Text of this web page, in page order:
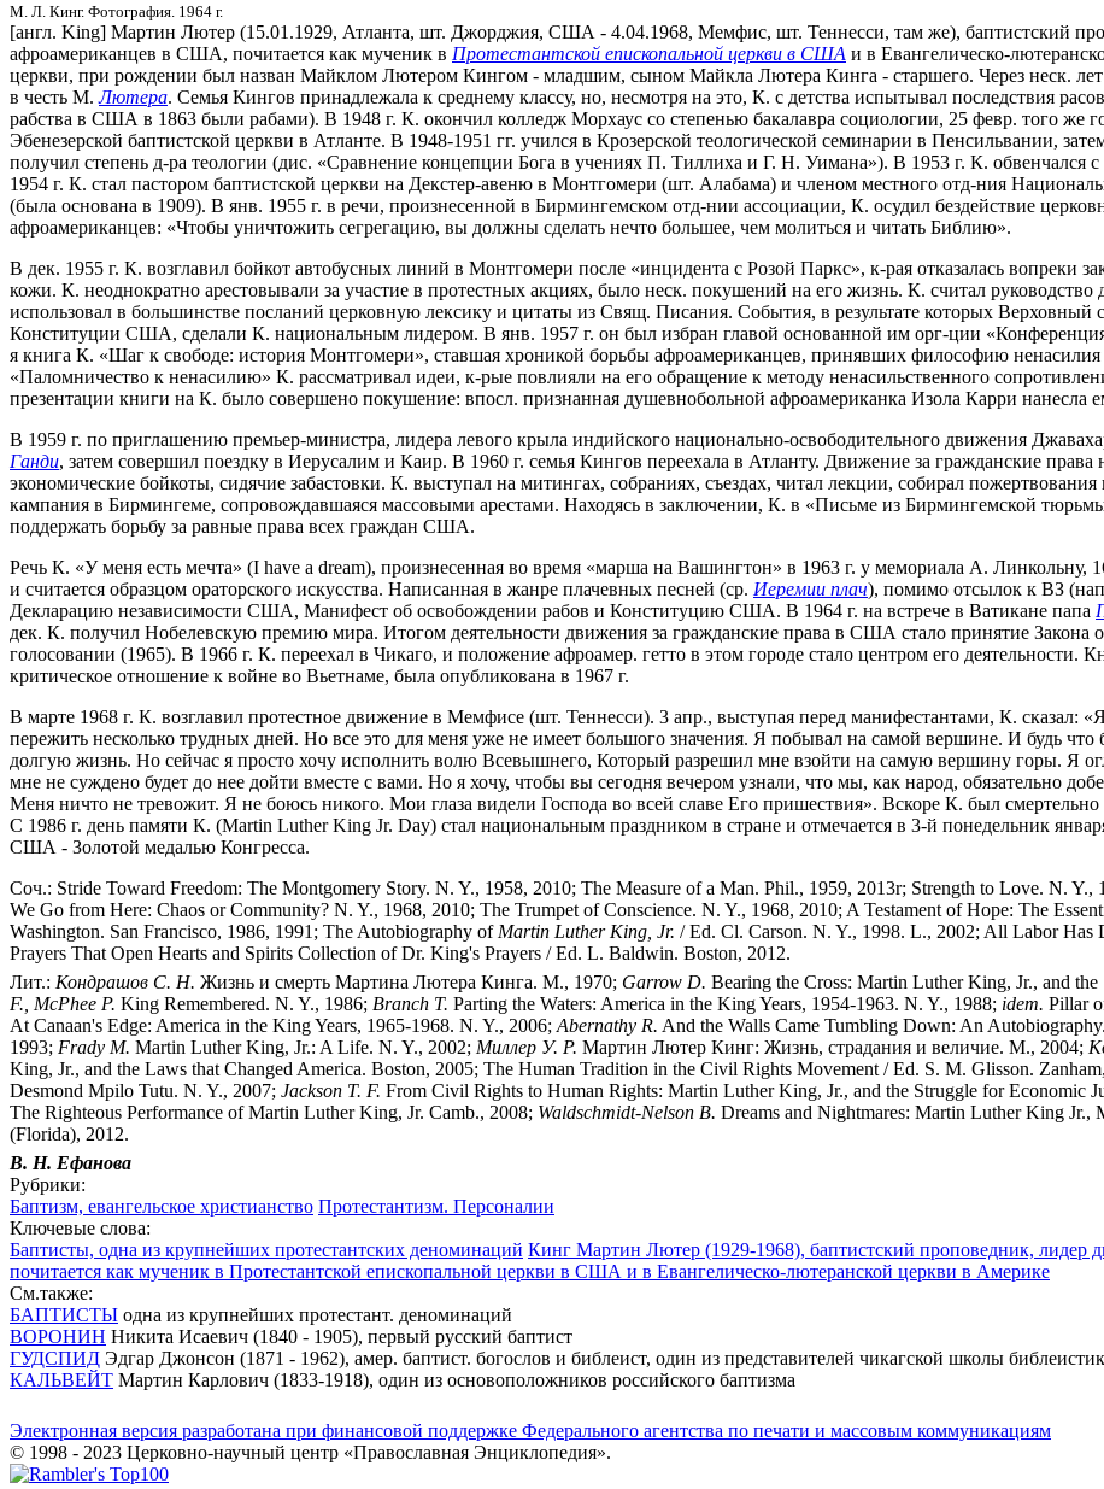
М. Л. Кинг. Фотография. 1964 г.
[англ. King] Мартин Лютер (15.01.1929, Атланта, шт. Джорджия, США - 4.04.1968, Мемфис, шт. Теннесси, там же), баптистский
афроамериканцев в США, почитается как мученик в Протестантской епископальной церкви в США и в Евангелическо-
церкви, при рождении был назван Майклом Лютером Кингом - младшим, сыном Майкла Лютера Кинга - старшего. Через неск.
в честь М.Лютера. Семья Кингов принадлежала к среднему классу, но, несмотря на это, К. с детства испытывал последствия
рабства в США в 1863 были рабами). В 1948 г. К. окончил колледж Морхаус со степенью бакалавра социологии, 25 февр. того же
Эбенезерской баптистской церкви в Атланте. В 1948-1951 гг. учился в Крозерской теологической семинарии в Пенсильвании,
получил степень д-ра теологии (дис. «Сравнение концепции Бога в учениях П. Тиллиха и Г. Н. Уимана»). В 1953 г. К. обвенчался
1954 г. К. стал пастором баптистской церкви на Декстер-авеню в Монтгомери (шт. Алабама) и членом местного отд-ния
(была основана в 1909). В янв. 1955 г. в речи, произнесенной в Бирмингемском отд-нии ассоциации, К. осудил бездействие
афроамериканцев: «Чтобы уничтожить сегрегацию, вы должны сделать нечто большее, чем молиться и читать Библию».
В дек. 1955 г. К. возглавил бойкот автобусных линий в Монтгомери после «инцидента с Розой Паркс», к-рая отказалась вопреки
кожи. К. неоднократно арестовывали за участие в протестных акциях, было неск. покушений на его жизнь. К. считал
использовал в большинстве посланий церковную лексику и цитаты из Свящ. Писания. События, в результате которых
Конституции США, сделали К. национальным лидером. В янв. 1957 г. он был избран главой основанной им орг-ции
я книга К. «Шаг к свободе: история Монтгомери», ставшая хроникой борьбы афроамериканцев, принявших философию ненасилия
«Паломничество к ненасилию» К. рассматривал идеи, к-рые повлияли на его обращение к методу ненасильственного
презентации книги на К. было совершено покушение: впосл. признанная душевнобольной афроамериканка Изола Карри нанесла
В 1959 г. по приглашению премьер-министра, лидера левого крыла индийского национально-освободительного движения
Ганди, затем совершил поездку в Иерусалим и Каир. В 1960 г. семья Кингов переехала в Атланту. Движение за гражданские
экономические бойкоты, сидячие забастовки. К. выступал на митингах, собраниях, съездах, читал лекции, собирал
кампания в Бирмингеме, сопровождавшаяся массовыми арестами. Находясь в заключении, К. в «Письме из Бирмингемской
поддержать борьбу за равные права всех граждан США.
Речь К. «У меня есть мечта» (I have a dream), произнесенная во время «марша на Вашингтон» в 1963 г. у мемориала А.
и считается образцом ораторского искусства. Написанная в жанре плачевных песней (ср. Иеремии плач), помимо отсылок к ВЗ
Декларацию независимости США, Манифест об освобождении рабов и Конституцию США. В 1964 г. на встрече в Ватикане папа
дек. К. получил Нобелевскую премию мира. Итогом деятельности движения за гражданские права в США стало принятие Закона
голосовании (1965). В 1966 г. К. переехал в Чикаго, и положение афроамер. гетто в этом городе стало центром его
критическое отношение к войне во Вьетнаме, была опубликована в 1967 г.
В марте 1968 г. К. возглавил протестное движение в Мемфисе (шт. Теннесси). 3 апр., выступая перед манифестантами, К. сказал:
пережить несколько трудных дней. Но все это для меня уже не имеет большого значения. Я побывал на самой вершине. И будь что
долгую жизнь. Но сейчас я просто хочу исполнить волю Всевышнего, Который разрешил мне взойти на самую вершину горы. Я
мне не суждено будет до нее дойти вместе с вами. Но я хочу, чтобы вы сегодня вечером узнали, что мы, как народ, обязательно
Меня ничто не тревожит. Я не боюсь никого. Мои глаза видели Господа во всей славе Его пришествия». Вскоре К. был
С 1986 г. день памяти К. (Martin Luther King Jr. Day) стал национальным праздником в стране и отмечается в 3-й понедельник
США - Золотой медалью Конгресса.
Соч.: Stride Toward Freedom: The Montgomery Story. N. Y., 1958, 2010; The Measure of a Man. Phil., 1959, 2013r; Strength to Love. N.
We Go from Here: Chaos or Community? N. Y., 1968, 2010; The Trumpet of Conscience. N. Y., 1968, 2010; A Testament of Hope: The
Washington. San Francisco, 1986, 1991; The Autobiography of Martin Luther King, Jr. / Ed. Cl. Carson. N. Y., 1998. L., 2002; All Labor
Prayers That Open Hearts and Spirits Collection of Dr. King's Рrayers / Ed. L. Baldwin. Boston, 2012.
Лит.: Кондрашов С. Н. Жизнь и смерть Мартина Лютера Кинга. М., 1970; Garrow D. Bearing the Cross: Martin Luther King, Jr., and
F., McPhee P. King Remembered. N. Y., 1986; Branch T. Parting the Waters: America in the King Years, 1954-1963. N. Y., 1988; idem. Pillar
At Canaan's Edge: America in the King Years, 1965-1968. N. Y., 2006; Abernathy R. And the Walls Came Tumbling Down: An
1993; Frady M. Martin Luther King, Jr.: A Life. N. Y., 2002; Миллер У. Р. Мартин Лютер Кинг: Жизнь, страдания и величие. М., 2004;
King, Jr., and the Laws that Changed America. Boston, 2005; The Human Tradition in the Civil Rights Movement / Ed. S. M. Glisson.
Desmond Mpilo Tutu. N. Y., 2007; Jackson T. F. From Civil Rights to Human Rights: Martin Luther King, Jr., and the Struggle for Economic
The Righteous Performance of Martin Luther King, Jr. Camb., 2008; Waldschmidt-Nelson B. Dreams and Nightmares: Martin Luther King
(Florida), 2012.
В. Н. Ефанова
Рубрики:
Баптизм, евангельское христианство Протестантизм. Персоналии
Ключевые слова:
Баптисты, одна из крупнейших протестантских деноминаций Кинг Мартин Лютер (1929-1968), баптистский проповедник, лидер
почитается как мученик в Протестантской епископальной церкви в США и в Евангелическо-лютеранской церкви в Америке
См.также:
БАПТИСТЫ одна из крупнейших протестант. деноминаций
ВОРОНИН Никита Исаевич (1840 - 1905), первый русский баптист
ГУДСПИД Эдгар Джонсон (1871 - 1962), амер. баптист. богослов и библеист, один из представителей чикагской школы
КАЛЬВЕЙТ Мартин Карлович (1833-1918), один из основоположников российского баптизма
Электронная версия разработана при финансовой поддержке Федерального агентства по печати и массовым коммуникациям
© 1998 - 2023 Церковно-научный центр «Православная Энциклопедия».